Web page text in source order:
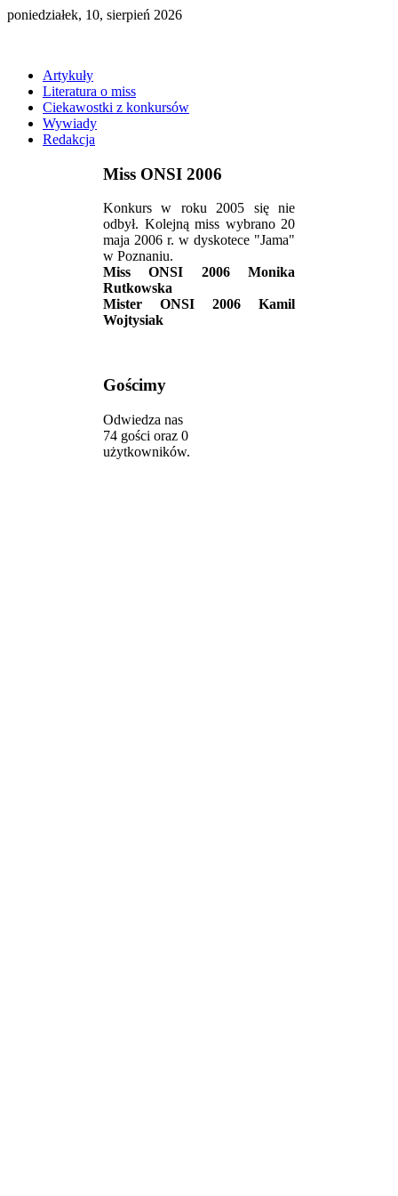
poniedziałek, 10, sierpień 2026
Artykuły
Literatura o miss
Ciekawostki z konkursów
Wywiady
Redakcja
Miss ONSI 2006
Konkurs w roku 2005 się nie
odbył. Kolejną miss wybrano 20
maja 2006 r. w dyskotece "Jama"
w Poznaniu.
Miss ONSI 2006 Monika
Rutkowska
Mister ONSI 2006 Kamil
Wojtysiak
Gościmy
Odwiedza nas
74 gości oraz 0
użytkowników.